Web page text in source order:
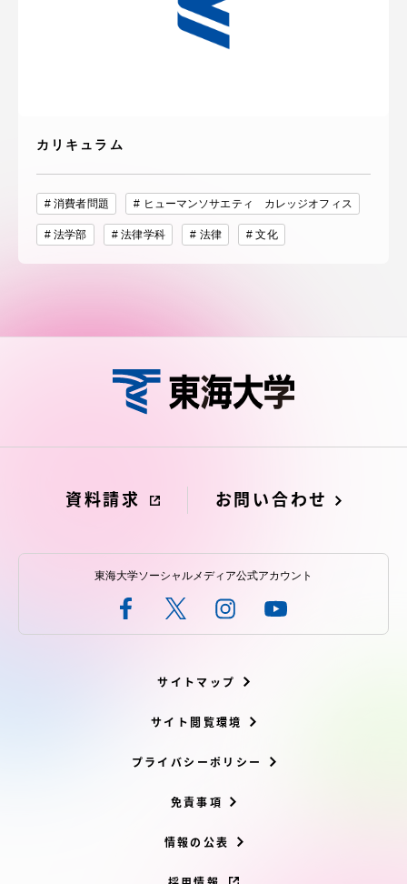
カリキュラム
消費者問題 ヒューマンソサエティ カレッジオフィス
法学部 法律学科 法律 文化
資料請求 お問い合わせ
東海大学ソーシャルメディア公式アカウント
サイトマップ
サイト閲覧環境
プライバシーポリシー
免責事項
情報の公表